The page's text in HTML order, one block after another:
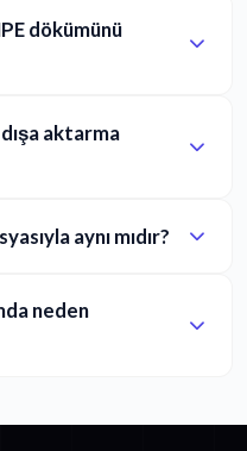
dökümünü
aktarma
aynı mıdır?
neden